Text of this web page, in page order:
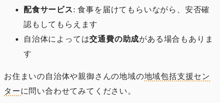
配食サービス: 食事を届けてもらいながら、安否確
認もしてもらえます
自治体によっては交通費の助成がある場合もありま
す
お住まいの自治体や親御さんの地域の地域包括支援セン
ターに問い合わせてみてください。